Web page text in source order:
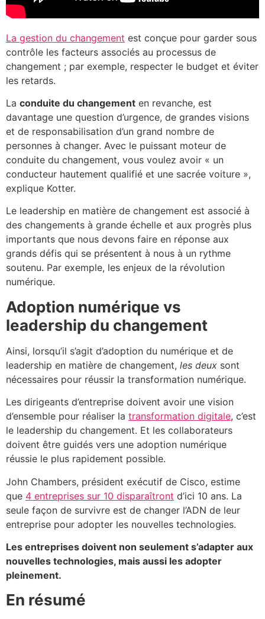
La gestion du changement est conçue pour garder sous
contrôle les facteurs associés au processus de
changement ; par exemple, respecter le budget et éviter
les retards.
La conduite du changement en revanche, est
davantage une question d’urgence, de grandes visions
et de responsabilisation d’un grand nombre de
personnes à changer. Avec le puissant moteur de
conduite du changement, vous voulez avoir « un
conducteur hautement qualifié et une sacrée voiture »,
explique Kotter.
Le leadership en matière de changement est associé à
des changements à grande échelle et aux progrès plus
importants que nous devons faire en réponse aux
grands défis qui se présentent à nous à un rythme
soutenu. Par exemple, les enjeux de la révolution
numérique.
Adoption numérique vs
leadership du changement
Ainsi, lorsqu’il s’agit d’adoption du numérique et de
leadership en matière de changement, les deux sont
nécessaires pour réussir la transformation numérique.
Les dirigeants d’entreprise doivent avoir une vision
d’ensemble pour réaliser la transformation digitale, c’est
le leadership du changement. Et les collaborateurs
doivent être guidés vers une adoption numérique
réussie le plus rapidement possible.
John Chambers, président exécutif de Cisco, estime
que 4 entreprises sur 10 disparaîtront d’ici 10 ans. La
seule façon de survivre est de changer l’ADN de leur
entreprise pour adopter les nouvelles technologies.
Les entreprises doivent non seulement s’adapter aux
nouvelles technologies, mais aussi les adopter
pleinement.
En résumé